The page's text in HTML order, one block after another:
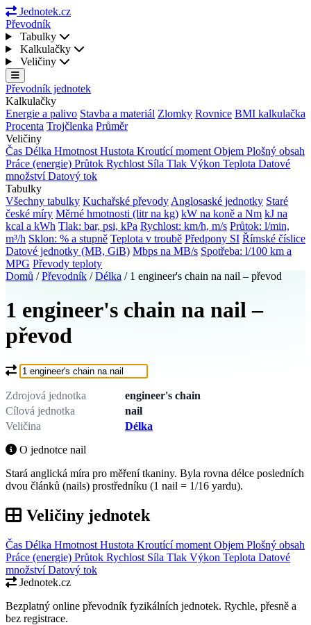
Jednotek.cz
Převodník
Tabulky
Kalkulačky
Veličiny
Převodník jednotek
Kalkulačky
Energie a palivo Stavba a materiál Zlomky Rovnice BMI kalkulačka
Procenta Trojčlenka Průměr
Veličiny
Čas Délka Hmotnost Hustota Kroutící moment Objem Plošný obsah
Práce (energie) Průtok Rychlost Síla Tlak Výkon Teplota Datové
množstvíDatový tok
Tabulky
Všechny tabulky Kuchařské převody Anglosaské jednotky Staré
české míry Měrné hmotnosti (litr na kg) kW na koně a Nm kJ na
kcal a kWh Tlak: bar, psi, kPa Rychlost: km/h, m/s Průtok: l/min,
m³/h Sklon: % a stupně Teplota v troubě Předpony SI Římské číslice
Datové jednotky (MB, GiB) Mbps na MB/s Spotřeba: l/100 km a
MPG Převody teploty
Domů / Převodník / Délka / 1 engineer's chain na nail – převod
1 engineer's chain na nail –
převod
Co chcete převést?
Zdrojová jednotka
engineer's chain
Cílová jednotka
nail
Veličina
Délka
O jednotce nail
Stará anglická míra pro měření tkaniny. Byla rovna délce posledních
dvou článků (nails) prostředníku (1 nail = 1/16 yardu).
Veličiny jednotek
Čas Délka Hmotnost Hustota Kroutící moment Objem Plošný obsah
Práce (energie) Průtok Rychlost Síla Tlak Výkon Teplota Datové
množstvíDatový tok
Jednotek.cz
Bezplatný online převodník fyzikálních jednotek. Rychle, přesně a
bez registrace.